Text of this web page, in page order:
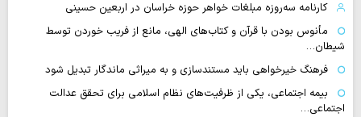
کارنامه سه‌روزه مبلغات خواهر حوزه خراسان در اربعین حسینی
مأنوس بودن با قرآن و کتاب‌های الهی، مانع از فریب خوردن توسط
شیطان…
فرهنگ خیرخواهی باید مستندسازی و به میراثی ماندگار تبدیل شود
بیمه اجتماعی، یکی از ظرفیت‌های نظام اسلامی برای تحقق عدالت
اجتماعی…